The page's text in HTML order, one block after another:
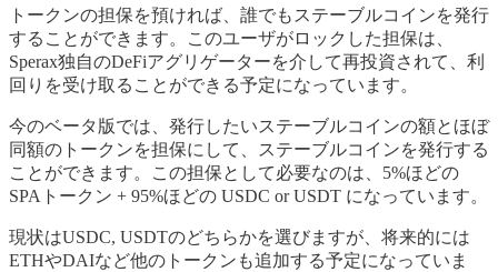
トークンの担保を預ければ、誰でもステーブルコインを発行
することができます。このユーザがロックした担保は、
Sperax独自のDeFiアグリゲーターを介して再投資されて、利
回りを受け取ることができる予定になっています。
今のベータ版では、発行したいステーブルコインの額とほぼ
同額のトークンを担保にして、ステーブルコインを発行する
ことができます。この担保として必要なのは、5%ほどの
SPAトークン + 95%ほどの USDC or USDT になっています。
現状はUSDC, USDTのどちらかを選びますが、将来的には
ETHやDAIなど他のトークンも追加する予定になっていま